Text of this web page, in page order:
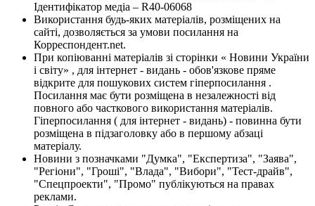
Ідентифікатор медіа – R40-06068
Використання будь-яких матеріалів, розміщених на
сайті, дозволяється за умови посилання на
Корреспондент.net.
При копіюванні матеріалів зі сторінки « Новини України
і світу» , для інтернет - видань - обов'язкове пряме
відкрите для пошукових систем гіперпосилання .
Посилання має бути розміщена в незалежності від
повного або часткового використання матеріалів.
Гіперпосилання ( для інтернет - видань) - повинна бути
розміщена в підзаголовку або в першому абзаці
матеріалу.
Новини з позначками "Думка", "Експертиза", "Заява",
"Регіони", "Гроші", "Влада", "Вибори", "Тест-драйв",
"Спецпроекти", "Промо" публікуються на правах
реклами.